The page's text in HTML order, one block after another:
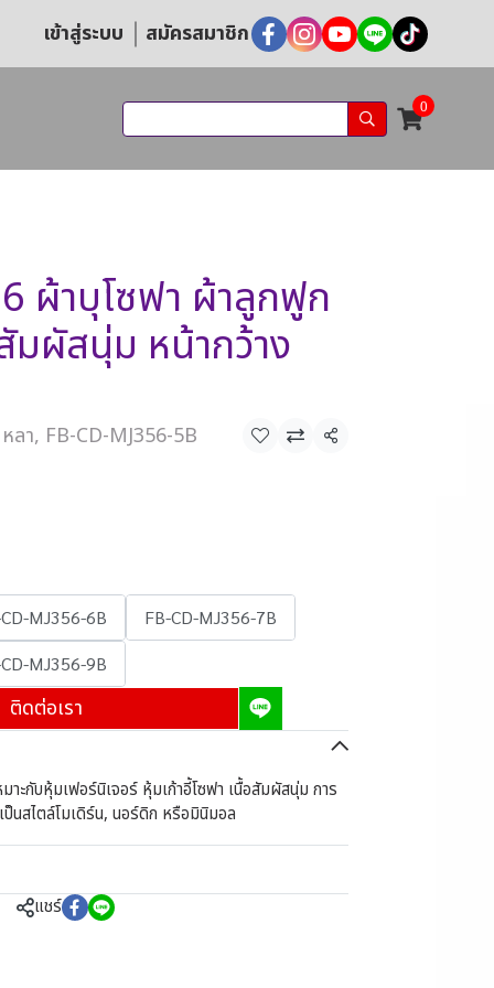
เข้าสู่ระบบ สมัครสมาชิก
0
ผ้าบุโซฟา ผ้าลูกฟูก
มผัสนุ่ม หน้ากว้าง
หลา, FB-CD-MJ356-5B แชร์
MJ356-6B
FB-CD-MJ356-7B
MJ356-9B
ติดต่อเรา
ะกับหุ้มเฟอร์นิเจอร์ หุ้มเก้าอี้โซฟา เนื้อสัมผัสนุ่ม การ
ป็นสไตล์โมเดิร์น, นอร์ดิก หรือมินิมอล
แชร์